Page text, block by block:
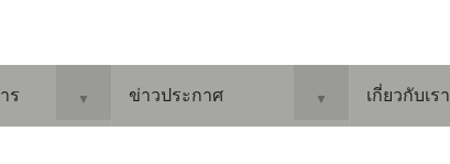
ร ▼ ข่าวประกาศ ▼ เกี่ยวกับเรา